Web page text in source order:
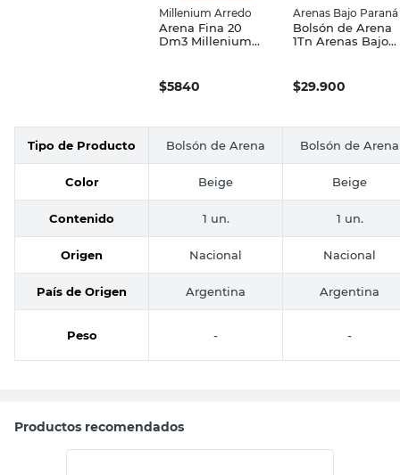
Millenium Arredo
Arena Fina 20
Dm3 Millenium
$5840
Arenas Bajo Paraná
Bolsón de Arena
1Tn Arenas Bajo
$29.900
Tipo de Producto Bolsón de Arena Bolsón de Arena
Color Beige Beige
Contenido 1 un. 1 un.
Origen Nacional Nacional
País de Origen Argentina Argentina
Peso - -
Productos recomendados